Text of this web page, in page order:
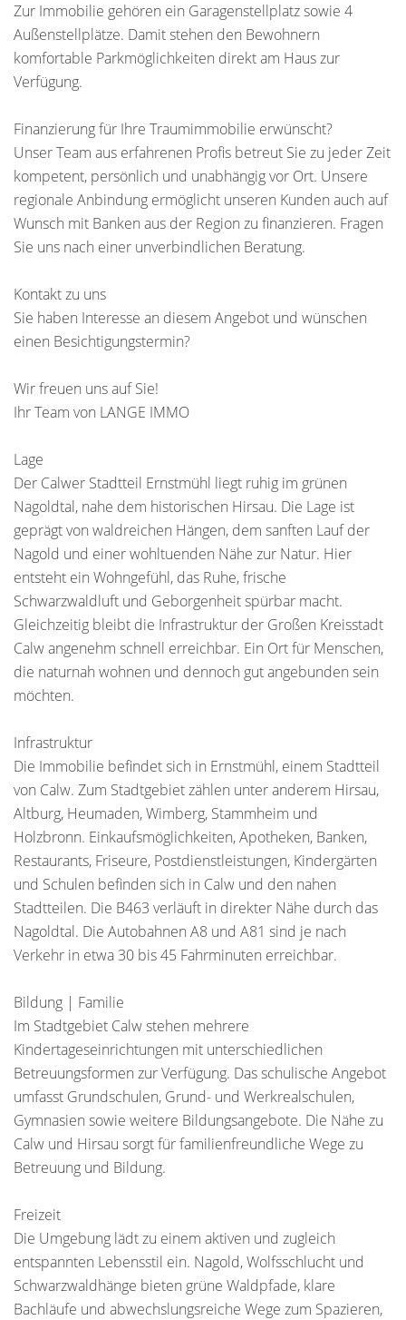
Zur Immobilie gehören ein Garagenstellplatz sowie 4
Außenstellplätze. Damit stehen den Bewohnern
komfortable Parkmöglichkeiten direkt am Haus zur
Verfügung.
Finanzierung für Ihre Traumimmobilie erwünscht?
Unser Team aus erfahrenen Profis betreut Sie zu jeder Zeit
kompetent, persönlich und unabhängig vor Ort. Unsere
regionale Anbindung ermöglicht unseren Kunden auch auf
Wunsch mit Banken aus der Region zu finanzieren. Fragen
Sie uns nach einer unverbindlichen Beratung.
Kontakt zu uns
Sie haben Interesse an diesem Angebot und wünschen
einen Besichtigungstermin?
Wir freuen uns auf Sie!
Ihr Team von LANGE IMMO
Lage
Der Calwer Stadtteil Ernstmühl liegt ruhig im grünen
Nagoldtal, nahe dem historischen Hirsau. Die Lage ist
geprägt von waldreichen Hängen, dem sanften Lauf der
Nagold und einer wohltuenden Nähe zur Natur. Hier
entsteht ein Wohngefühl, das Ruhe, frische
Schwarzwaldluft und Geborgenheit spürbar macht.
Gleichzeitig bleibt die Infrastruktur der Großen Kreisstadt
Calw angenehm schnell erreichbar. Ein Ort für Menschen,
die naturnah wohnen und dennoch gut angebunden sein
möchten.
Infrastruktur
Die Immobilie befindet sich in Ernstmühl, einem Stadtteil
von Calw. Zum Stadtgebiet zählen unter anderem Hirsau,
Altburg, Heumaden, Wimberg, Stammheim und
Holzbronn. Einkaufsmöglichkeiten, Apotheken, Banken,
Restaurants, Friseure, Postdienstleistungen, Kindergärten
und Schulen befinden sich in Calw und den nahen
Stadtteilen. Die B463 verläuft in direkter Nähe durch das
Nagoldtal. Die Autobahnen A8 und A81 sind je nach
Verkehr in etwa 30 bis 45 Fahrminuten erreichbar.
Bildung | Familie
Im Stadtgebiet Calw stehen mehrere
Kindertageseinrichtungen mit unterschiedlichen
Betreuungsformen zur Verfügung. Das schulische Angebot
umfasst Grundschulen, Grund- und Werkrealschulen,
Gymnasien sowie weitere Bildungsangebote. Die Nähe zu
Calw und Hirsau sorgt für familienfreundliche Wege zu
Betreuung und Bildung.
Freizeit
Die Umgebung lädt zu einem aktiven und zugleich
entspannten Lebensstil ein. Nagold, Wolfsschlucht und
Schwarzwaldhänge bieten grüne Waldpfade, klare
Bachläufe und abwechslungsreiche Wege zum Spazieren,